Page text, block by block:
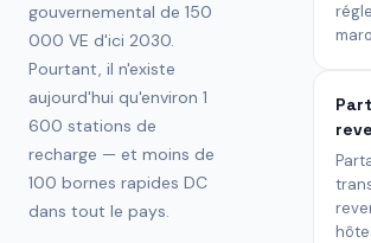
gouvernemental de 150
000 VE d'ici 2030.
Pourtant, il n'existe
aujourd'hui qu'environ 1
600 stations de
recharge — et moins de
100 bornes rapides DC
dans tout le pays.